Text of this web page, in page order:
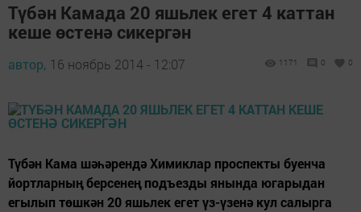
Түбән Камада 20 яшьлек егет 4 каттан
кеше өстенә сикергән
автор, 16 ноябрь 2014 - 12:07 1171 0 0
Түбән Кама шәһәрендә Химиклар проспекты буенча
йортларның берсенең подъезды янында югарыдан
егылып төшкән 20 яшьлек егет үз-үзенә кул салырга